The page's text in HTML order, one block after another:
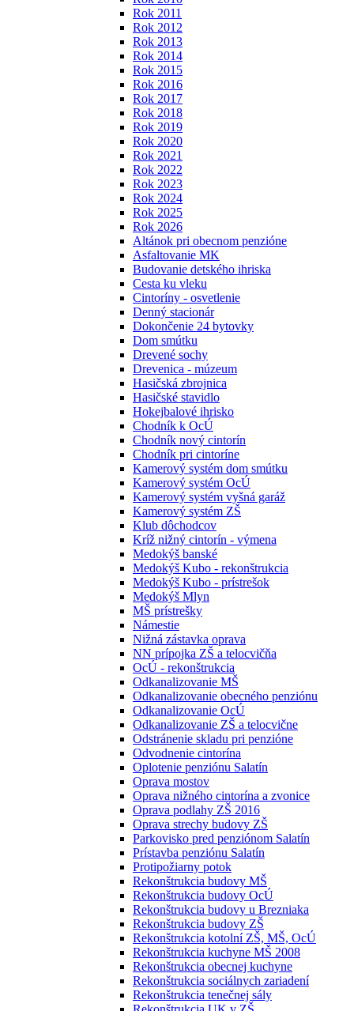
Rok 2011
Rok 2012
Rok 2013
Rok 2014
Rok 2015
Rok 2016
Rok 2017
Rok 2018
Rok 2019
Rok 2020
Rok 2021
Rok 2022
Rok 2023
Rok 2024
Rok 2025
Rok 2026
Altánok pri obecnom penzióne
Asfaltovanie MK
Budovanie detského ihriska
Cesta ku vleku
Cintoríny - osvetlenie
Denný stacionár
Dokončenie 24 bytovky
Dom smútku
Drevené sochy
Drevenica - múzeum
Hasičská zbrojnica
Hasičské stavidlo
Hokejbalové ihrisko
Chodník k OcÚ
Chodník nový cintorín
Chodník pri cintoríne
Kamerový systém dom smútku
Kamerový systém OcÚ
Kamerový systém vyšná garáž
Kamerový systém ZŠ
Klub dôchodcov
Kríž nižný cintorín - výmena
Medokýš banské
Medokýš Kubo - rekonštrukcia
Medokýš Kubo - prístrešok
Medokýš Mlyn
MŠ prístrešky
Námestie
Nižná zástavka oprava
NN prípojka ZŠ a telocvičňa
OcÚ - rekonštrukcia
Odkanalizovanie MŠ
Odkanalizovanie obecného penziónu
Odkanalizovanie OcÚ
Odkanalizovanie ZŠ a telocvične
Odstránenie skladu pri penzióne
Odvodnenie cintorína
Oplotenie penziónu Salatín
Oprava mostov
Oprava nižného cintorína a zvonice
Oprava podlahy ZŠ 2016
Oprava strechy budovy ZŠ
Parkovisko pred penziónom Salatín
Prístavba penziónu Salatín
Protipožiarny potok
Rekonštrukcia budovy MŠ
Rekonštrukcia budovy OcÚ
Rekonštrukcia budovy u Brezniaka
Rekonštrukcia budovy ZŠ
Rekonštrukcia kotolní ZŠ, MŠ, OcÚ
Rekonštrukcia kuchyne MŠ 2008
Rekonštrukcia obecnej kuchyne
Rekonštrukcia sociálnych zariadení
Rekonštrukcia tenečnej sály